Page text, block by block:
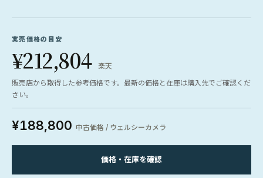
実売価格の目安
¥212,804
楽天
販売店から取得した参考価格です。最新の価格と在庫は購入先でご確認くだ
さい。
¥188,800 中古価格 / ウェルシーカメラ
価格・在庫を確認